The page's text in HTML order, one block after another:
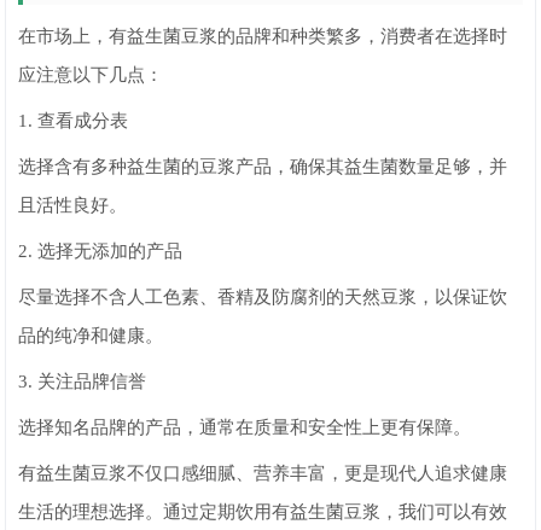
在市场上，有益生菌豆浆的品牌和种类繁多，消费者在选择时
应注意以下几点：
1. 查看成分表
选择含有多种益生菌的豆浆产品，确保其益生菌数量足够，并
且活性良好。
2. 选择无添加的产品
尽量选择不含人工色素、香精及防腐剂的天然豆浆，以保证饮
品的纯净和健康。
3. 关注品牌信誉
选择知名品牌的产品，通常在质量和安全性上更有保障。
有益生菌豆浆不仅口感细腻、营养丰富，更是现代人追求健康
生活的理想选择。通过定期饮用有益生菌豆浆，我们可以有效